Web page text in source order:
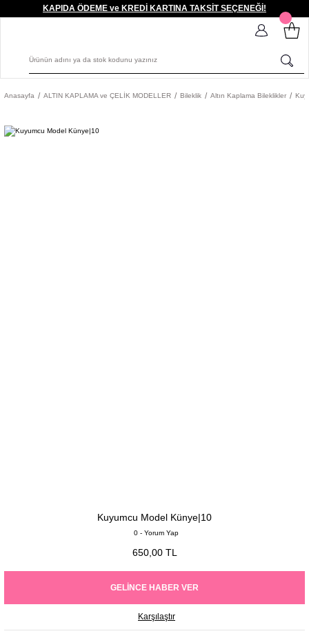
KAPIDA ÖDEME ve KREDİ KARTINA TAKSİT SEÇENEĞİ!
Anasayfa ALTIN KAPLAMA ve ÇELİK MODELLER Bileklik Altın Kaplama Bileklikler
Kuyumcu Model Künye|10
0 - Yorum Yap
650,00 TL
GELINCE HABER VER
Karşılaştır